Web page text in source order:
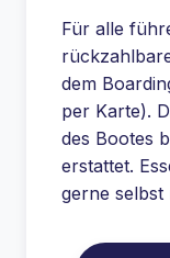
Für alle
dem
per Karte).
des Bootes
erstattet.
gerne selbst